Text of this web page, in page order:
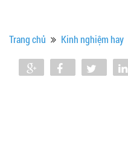
Trang chủ Kinh nghiệm hay
Share Share Tweet